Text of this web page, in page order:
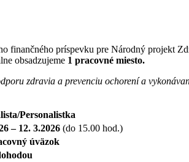
finančného príspevku pre Národný projekt
obsadzujeme 1 pracovné miesto.
zdravia a prevenciu ochorení a
Personalistka
– 12. 3.2026(do 15.00 hod.)
úväzok